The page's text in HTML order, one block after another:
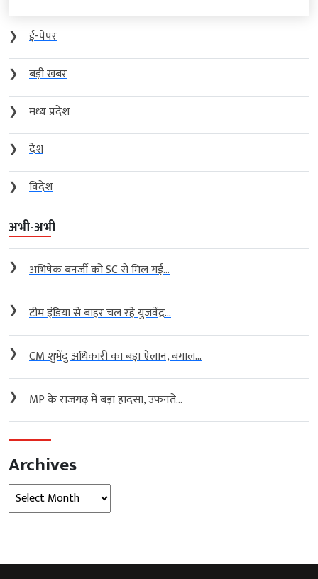
❯
ई-पेपर
❯
बड़ी खबर
❯
मध्य प्रदेश
❯
देश
❯
विदेश
अभी-अभी
❯ अभिषेक बनर्जी को SC से मिल गई...
❯ टीम इंडिया से बाहर चल रहे युजवेंद्र...
❯ CM शुभेंदु अधिकारी का बड़ा ऐलान, बंगाल...
❯ MP के राजगढ़ में बड़ा हादसा, उफनते...
Archives
Archives